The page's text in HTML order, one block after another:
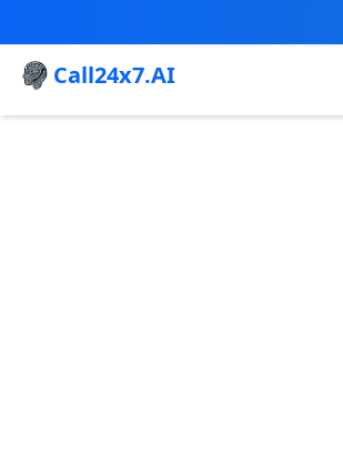
Call24x7.AI